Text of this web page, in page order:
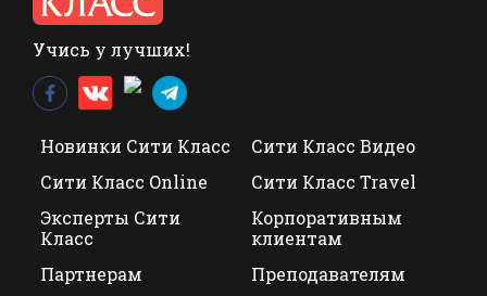
Учись у лучших!
Новинки Сити Класс
Сити Класс Видео
Сити Класс Online
Сити Класс Travel
Эксперты Сити
Класс
Корпоративным
клиентам
Партнерам
Преподавателям